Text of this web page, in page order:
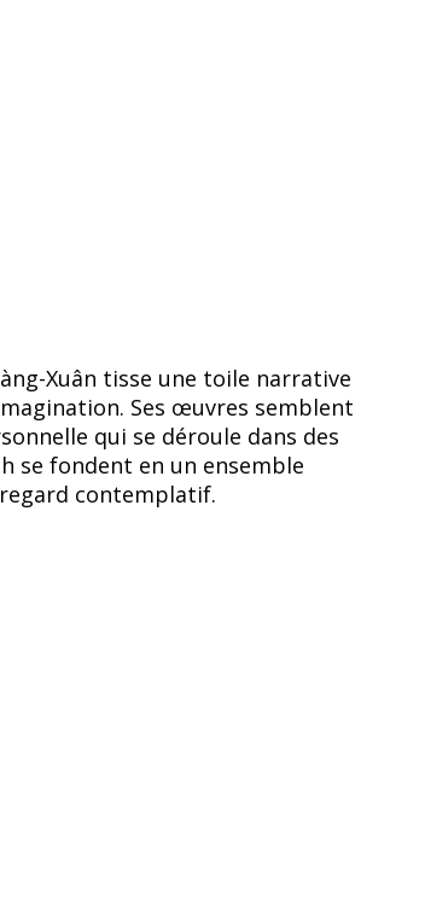
Xuân tisse une toile narrative
Ses œuvres semblent
qui se déroule dans des
se fondent en un ensemble
contemplatif.